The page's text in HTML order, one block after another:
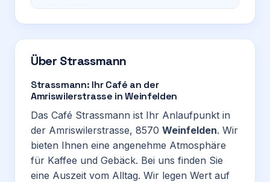
Über Strassmann
Strassmann: Ihr Café an der
Amriswilerstrasse in Weinfelden
Das Café Strassmann ist Ihr Anlaufpunkt in
der Amriswilerstrasse, 8570 Weinfelden. Wir
bieten Ihnen eine angenehme Atmosphäre
für Kaffee und Gebäck. Bei uns finden Sie
eine Auszeit vom Alltag. Wir legen Wert auf